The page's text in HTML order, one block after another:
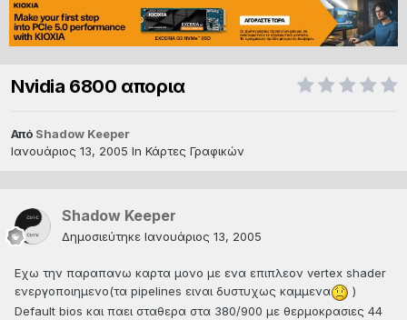
Nvidia 6800 απορια
Από Shadow Keeper
Ιανουάριος 13, 2005 In Κάρτες Γραφικών
Shadow Keeper
Δημοσιεύτηκε Ιανουάριος 13, 2005
Εχω την παραπανω καρτα μονο με ενα επιπλεον vertex shader
ενεργοποιημενο(τα pipelines ειναι δυστυχως καμμενα
)
Default bios και παει σταθερα στα 380/900 με θερμοκρασιες 44